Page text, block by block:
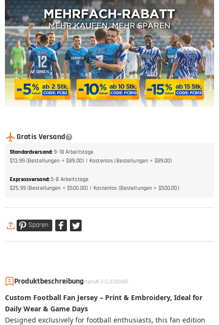
Gratis Versand
Standardversand: 9-18 Arbeitstage
$13.99 (Bestellungen < $89.00)
Kostenlos (Bestellungen > $89.00)
Expressversand: 5-8 Arbeitstage
$25.99 (Bestellungen < $500.00)
Kostenlos (Bestellungen > $500.00)
Sparen
ProduktbeschreibungItem#: FCJF00485
Custom Football Fan Jersey – Print & Embroidery, Ideal for
Daily Wear & Game Days
Designed exclusively for football enthusiasts, this fan edition